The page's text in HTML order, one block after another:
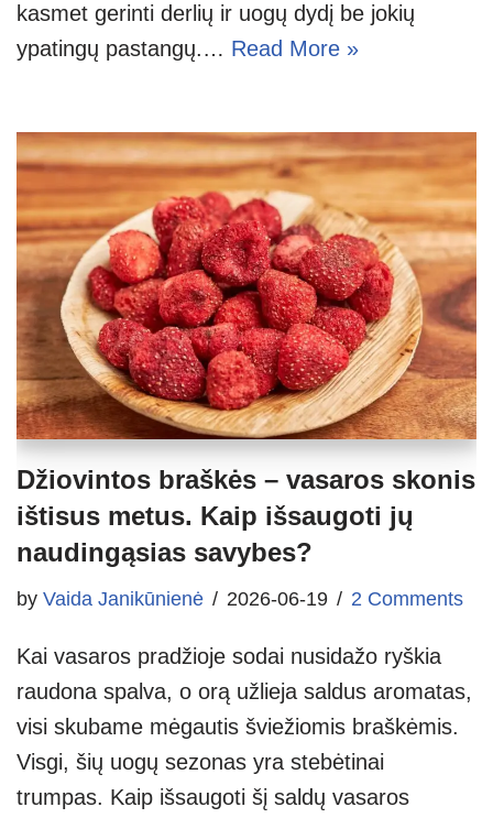
kasmet gerinti derlių ir uogų dydį be jokių
ypatingų pastangų.… Read More »
Džiovintos braškės – vasaros skonis
ištisus metus. Kaip išsaugoti jų
naudingąsias savybes?
by Vaida Janikūnienė 2026-06-19 2 Comments
Kai vasaros pradžioje sodai nusidažo ryškia
raudona spalva, o orą užlieja saldus aromatas,
visi skubame mėgautis šviežiomis braškėmis.
Visgi, šių uogų sezonas yra stebėtinai
trumpas. Kaip išsaugoti šį saldų vasaros